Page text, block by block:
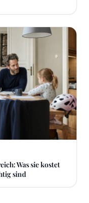
Was sie kostet
sind